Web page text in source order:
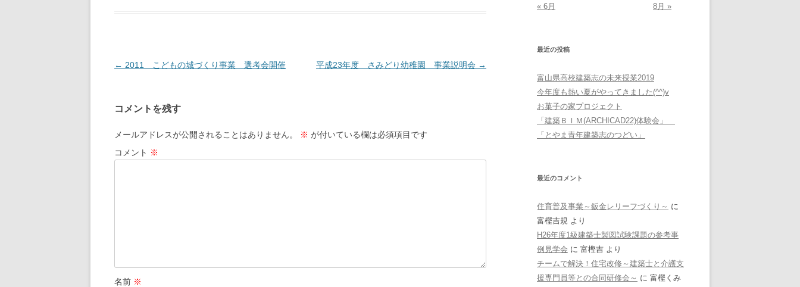
投
ビ
ゲ
ー
← 2011 こどもの城づくり事業 選考会開催 平成23年度 さみどり幼稚園 事業説明会 →
コメントを残す
メールアドレスが公開されることはありません。 ※ が付いている欄は必須項目です
コメント ※
名前 ※
« 6月
8月 »
最近の投稿
富山県高校建築志の未来授業2019
今年度も熱い夏がやってきました(^^)v
お菓子の家プロジェクト
「建築ＢＩＭ(ARCHICAD22)体験会」
「とやま青年建築志のつどい」
最近のコメント
住育普及事業～鈑金レリーフづくり～ に
富樫吉規 より
H26年度1級建築士製図試験課題の参考事
例見学会 に 富樫吉 より
チームで解決！住宅改修～建築士と介護支
援専門員等との合同研修会～ に 富樫くみ